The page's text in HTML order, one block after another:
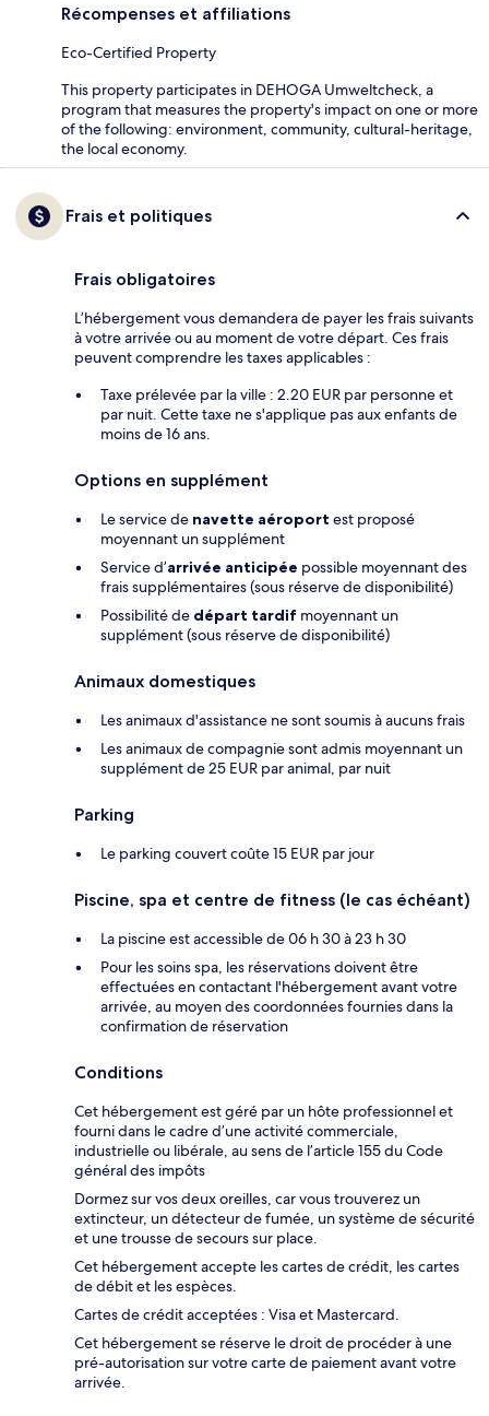
Récompenses et affiliations
Eco-Certified Property
This property participates in DEHOGA Umweltcheck, a
program that measures the property's impact on one or more
of the following: environment, community, cultural-heritage,
the local economy.
Frais et politiques
Frais obligatoires
L’hébergement vous demandera de payer les frais suivants
à votre arrivée ou au moment de votre départ. Ces frais
peuvent comprendre les taxes applicables :
Taxe prélevée par la ville : 2.20 EUR par personne et
par nuit. Cette taxe ne s'applique pas aux enfants de
moins de 16 ans.
Options en supplément
Le service de navette aéroport est proposé
moyennant un supplément
Service d’arrivée anticipée possible moyennant des
frais supplémentaires (sous réserve de disponibilité)
Possibilité de départ tardif moyennant un
supplément (sous réserve de disponibilité)
Animaux domestiques
Les animaux d'assistance ne sont soumis à aucuns frais
Les animaux de compagnie sont admis moyennant un
supplément de 25 EUR par animal, par nuit
Parking
Le parking couvert coûte 15 EUR par jour
Piscine, spa et centre de fitness (le cas échéant)
La piscine est accessible de 06 h 30 à 23 h 30
Pour les soins spa, les réservations doivent être
effectuées en contactant l'hébergement avant votre
arrivée, au moyen des coordonnées fournies dans la
confirmation de réservation
Conditions
Cet hébergement est géré par un hôte professionnel et
fourni dans le cadre d’une activité commerciale,
industrielle ou libérale, au sens de l’article 155 du Code
général des impôts
Dormez sur vos deux oreilles, car vous trouverez un
extincteur, un détecteur de fumée, un système de sécurité
et une trousse de secours sur place.
Cet hébergement accepte les cartes de crédit, les cartes
de débit et les espèces.
Cartes de crédit acceptées : Visa et Mastercard.
Cet hébergement se réserve le droit de procéder à une
pré-autorisation sur votre carte de paiement avant votre
arrivée.